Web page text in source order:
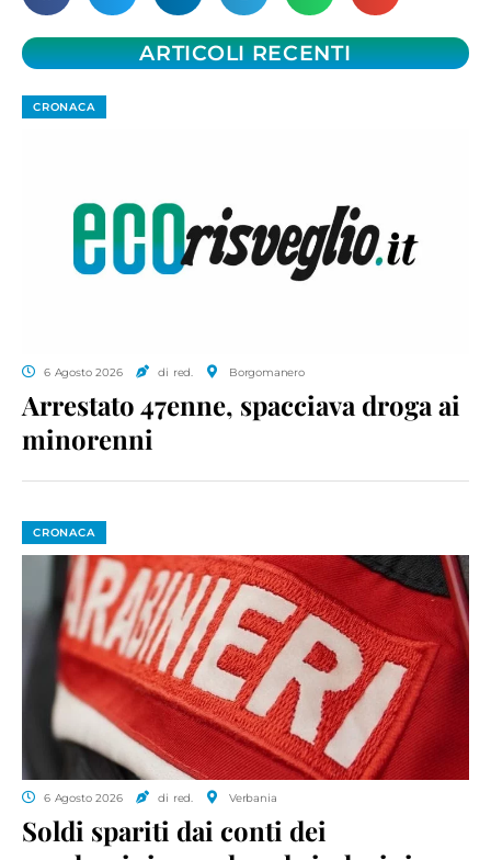
ARTICOLI RECENTI
CRONACA
6 Agosto 2026 di red. Borgomanero
Arrestato 47enne, spacciava droga ai
minorenni
CRONACA
6 Agosto 2026 di red. Verbania
Soldi spariti dai conti dei